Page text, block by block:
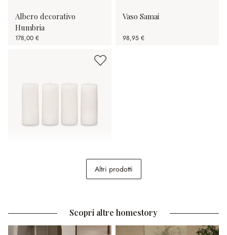
Albero decorativo
Humbria
178,00 €
Vaso Samai
98,95 €
Altri prodotti
Scopri altre homestory